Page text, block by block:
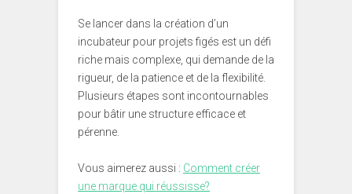
Se lancer dans la création d’un
incubateur pour projets figés est un défi
riche mais complexe, qui demande de la
rigueur, de la patience et de la flexibilité.
Plusieurs étapes sont incontournables
pour bâtir une structure efficace et
pérenne.
Vous aimerez aussi : Comment créer
une marque qui réussisse?